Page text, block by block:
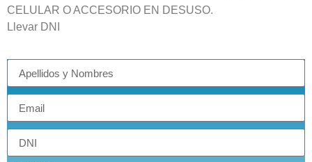
CELULAR O ACCESORIO EN DESUSO.
Llevar DNI